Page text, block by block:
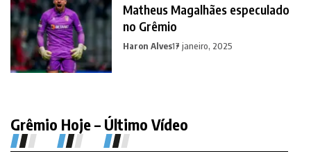
Matheus Magalhães especulado
no Grêmio
Haron Alves17 janeiro, 2025
Grêmio Hoje – Último Vídeo